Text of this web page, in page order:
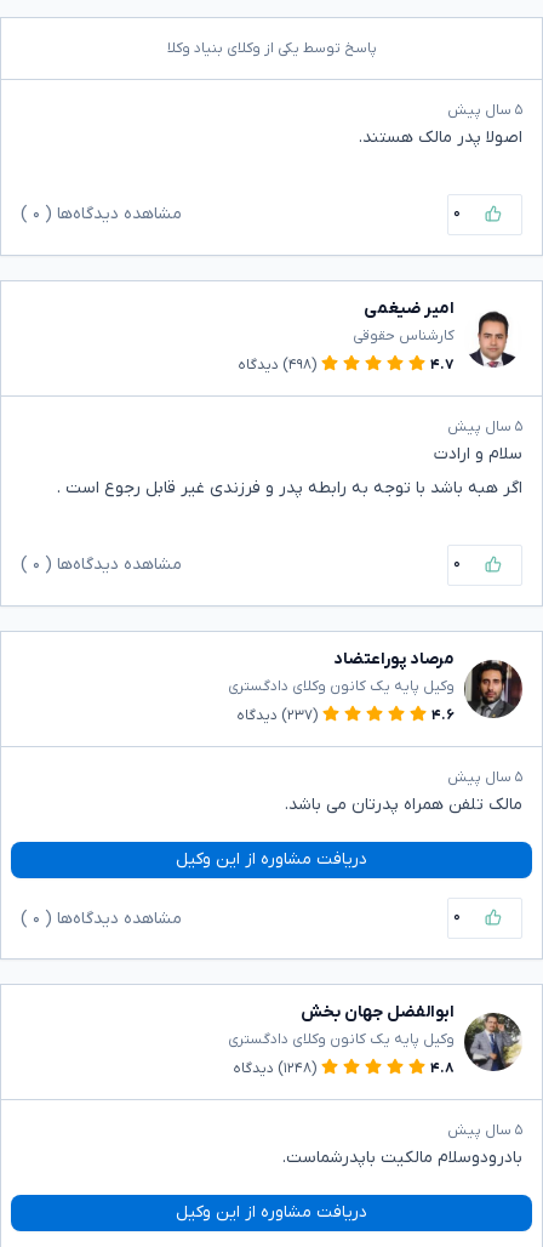
پاسخ توسط یکی از وکلای بنیاد وکلا
۵ سال پیش
اصولا پدر مالک هستند.
۰ مشاهده دیدگاه‌ها ( ۰
امیر ضیغمی
کارشناس حقوقی
۴.۷
(۴۹۸) دیدگاه
۵ سال پیش
سلام و ارادت
اگر هبه باشد با توجه به رابطه پدر و فرزندی غیر قابل رجوع است .
۰ مشاهده دیدگاه‌ها ( ۰
مرصاد پوراعتضاد
وکیل پایه یک کانون وکلای دادگستری
۴.۶
(۲۳۷) دیدگاه
۵ سال پیش
مالک تلفن همراه پدرتان می باشد.
دریافت مشاوره از این وکیل
۰ مشاهده دیدگاه‌ها ( ۰
ابوالفضل جهان بخش
وکیل پایه یک کانون وکلای دادگستری
۴.۸
(۱۲۴۸) دیدگاه
۵ سال پیش
بادرودوسلام مالکیت باپدرشماست.
دریافت مشاوره از این وکیل